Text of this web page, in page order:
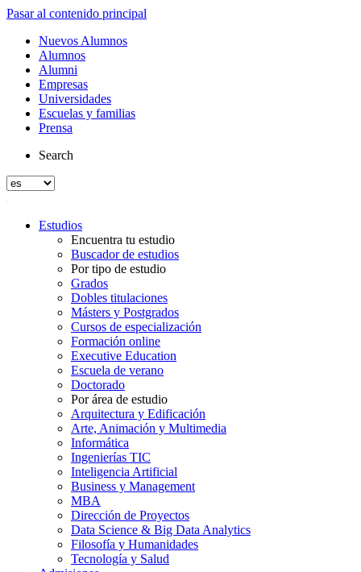
Pasar al contenido principal
Nuevos Alumnos
Alumnos
Alumni
Empresas
Universidades
Escuelas y familias
Prensa
Search
Estudios
Encuentra tu estudio
Buscador de estudios
Por tipo de estudio
Grados
Dobles titulaciones
Másters y Postgrados
Cursos de especialización
Formación online
Executive Education
Escuela de verano
Doctorado
Por área de estudio
Arquitectura y Edificación
Arte, Animación y Multimedia
Informática
Ingenierías TIC
Inteligencia Artificial
Business y Management
MBA
Dirección de Proyectos
Data Science & Big Data Analytics
Filosofía y Humanidades
Tecnología y Salud